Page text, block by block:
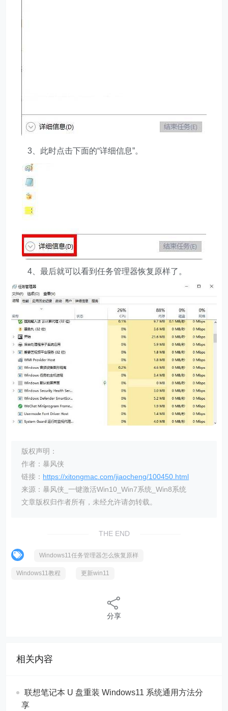
3、此时点击下面的“详细信息”。
4、最后就可以看到任务管理器恢复原样了。
版权声明：
作者：暴风侠
链接： https://xitongmac.com/jiaocheng/100450.html
来源：暴风侠_一键激活Win10_Win7系统_Win8系统
文章版权归作者所有，未经允许请勿转载。
THE END
Windows11任务管理器怎么恢复原样
Windows11教程 更新win11
分享
相关内容
联想笔记本 U 盘重装 Windows11 系统通用方法分
享